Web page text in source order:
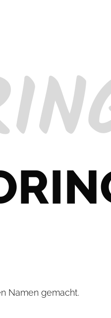
Namen gemacht.